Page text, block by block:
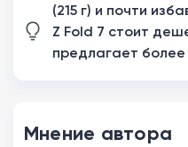
(215 г) и почти
Z Fold 7 стоит
предлагает
Мнение автора